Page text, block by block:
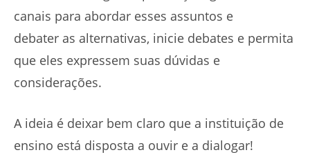
canais para abordar esses assuntos e
debater as alternativas, inicie debates e permita
que eles expressem suas dúvidas e
considerações.
A ideia é deixar bem claro que a instituição de
ensino está disposta a ouvir e a dialogar!